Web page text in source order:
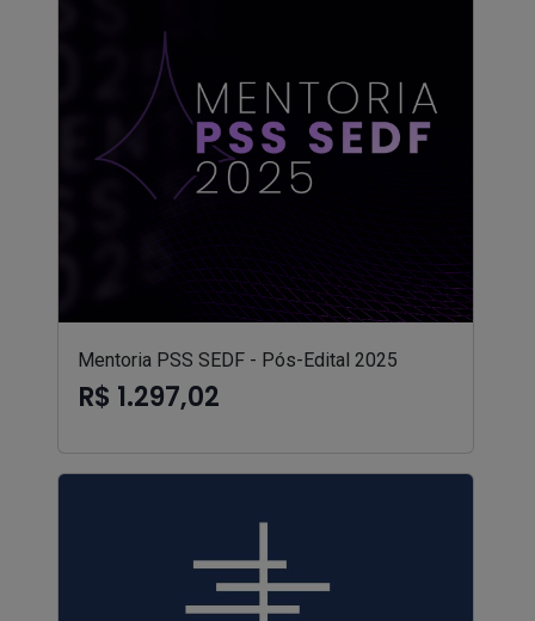
Mentoria PSS SEDF - Pós-Edital 2025
R$ 1.297,02